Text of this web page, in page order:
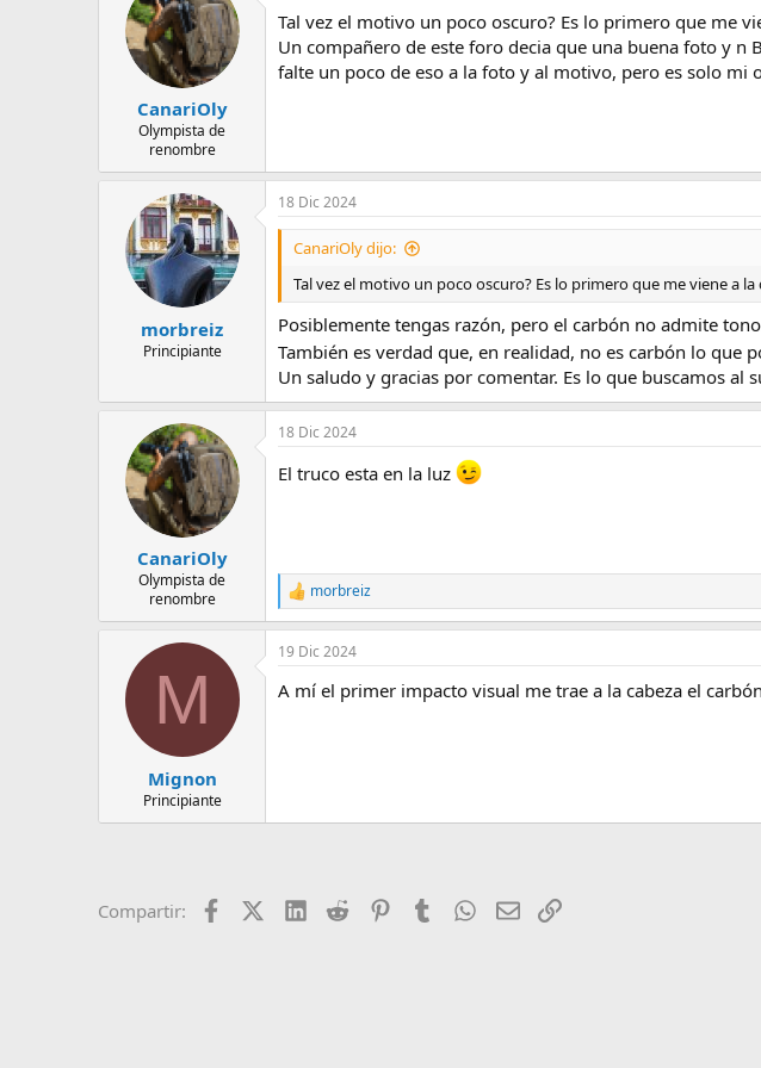
m
i
o
e
CanariOly
Olympista de
renombre
Tal vez el motivo un poco oscuro? Es lo primero que me
Un compañero de este foro decia que una buena foto y n
falte un poco de eso a la foto y al motivo, pero es solo mi
morbreiz
Principiante
18 Dic 2024
CanariOly dijo:
Tal vez el motivo un poco oscuro? Es lo primero que me viene a la
Posiblemente tengas razón, pero el carbón no admite
También es verdad que, en realidad, no es carbón lo que
Un saludo y gracias por comentar. Es lo que buscamos al
CanariOly
Olympista de
renombre
18 Dic 2024
El truco esta en la luz
R
e
a
c
i
morbreiz
M
Mignon
Principiante
19 Dic 2024
A mí el primer impacto visual me trae a la cabeza el
Compartir: FacebookX (Twitter)
LinkedIn
Reddit PinterestTumblrWhatsApp
EmailEnlace